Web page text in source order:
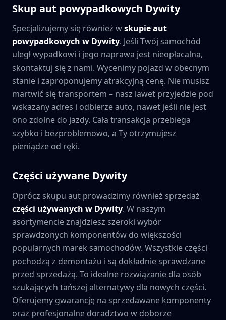
Skup aut powypadkowych Dywity
Specjalizujemy się również wskupie aut
powypadkowych w Dywity. Jeśli Twój samochód
uległ wypadkowi i jego naprawa jest nieopłacalna,
skontaktuj się z nami. Wycenimy pojazd w obecnym
stanie i zaproponujemy atrakcyjną cenę. Nie musisz
martwić się transportem – nasz lawet przyjedzie pod
wskazany adres i odbierze auto, nawet jeśli nie jest
ono zdolne do jazdy. Cała transakcja przebiega
szybko i bezproblemowo, a Ty otrzymujesz
pieniądze od ręki.
Części używane Dywity
Oprócz skupu aut prowadzimy również sprzedaż
części używanych w Dywity. W naszym
asortymencie znajdziesz szeroki wybór
sprawdzonych komponentów do większości
popularnych marek samochodów. Wszystkie części
pochodzą z demontażu i są dokładnie sprawdzane
przed sprzedażą. To idealne rozwiązanie dla osób
szukających tańszej alternatywy dla nowych części.
Oferujemy gwarancję na sprzedawane komponenty
oraz profesjonalne doradztwo w doborze